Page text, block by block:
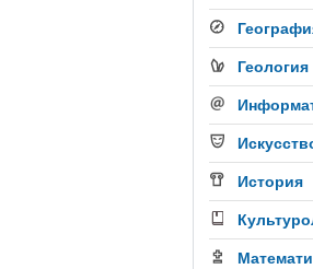
Геология
История